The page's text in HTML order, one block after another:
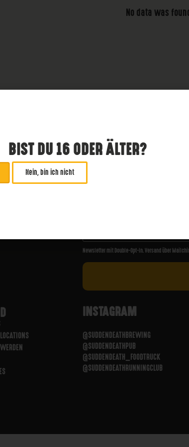
No data was found
ABONNIERE UNSEREN
Newsletter mit Double-Opt-In. Versand über
INSTAGRAM
@SUDDENDEATHBREWING
@SUDDENDEATHPUB
@SUDDENDEATH_FOODTRUCK
@SUDDENDEATHRUNNINGCLUB
BIST DU 16 ODER ÄLTER?
Nein, bin ich nicht